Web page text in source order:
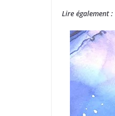
Lire également :